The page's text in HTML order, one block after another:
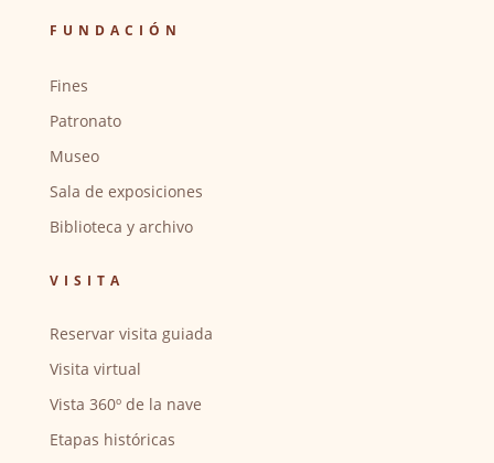
FUNDACIÓN
Fines
Patronato
Museo
Sala de exposiciones
Biblioteca y archivo
VISITA
Reservar visita guiada
Visita virtual
Vista 360º de la nave
Etapas históricas